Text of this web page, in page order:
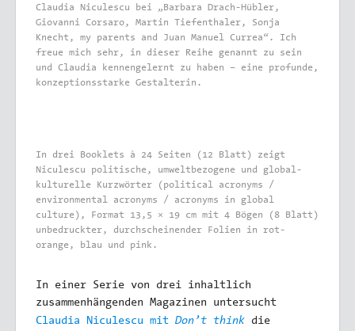
Claudia Niculescu bei „Barbara Drach-Hübler,
Giovanni Corsaro, Martin Tiefenthaler, Sonja
Knecht, my parents and Juan Manuel Currea“. Ich
freue mich sehr, in dieser Reihe genannt zu sein
und Claudia kennengelernt zu haben – eine profunde,
konzeptionsstarke Gestalterin.
In drei Booklets à 24 Seiten (12 Blatt) zeigt
Niculescu politische, umweltbezogene und global-
kulturelle Kurzwörter (political acronyms /
environmental acronyms / acronyms in global
culture), Format 13,5 × 19 cm mit 4 Bögen (8 Blatt)
unbedruckter, durchscheinender Folien in rot-
orange, blau und pink.
In einer Serie von drei inhaltlich
zusammenhängenden Magazinen untersucht
Claudia Niculescu mit Don’t think
die